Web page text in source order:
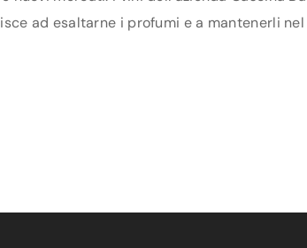
ad esaltarne i profumi e a mantenerli